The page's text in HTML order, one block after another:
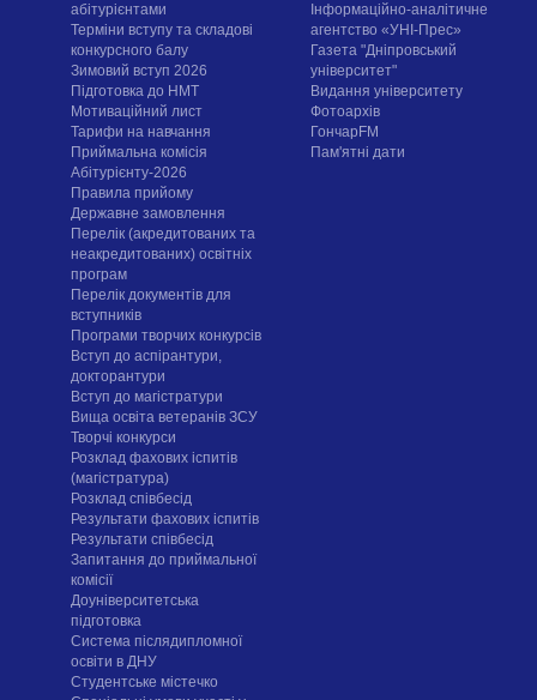
абітурієнтами
Терміни вступу та складові
конкурсного балу
Зимовий вступ 2026
Підготовка до НМТ
Мотиваційний лист
Тарифи на навчання
Приймальна комісія
Абітурієнту-2026
Правила прийому
Державне замовлення
Перелік (акредитованих та
неакредитованих) освітніх
програм
Перелік документів для
вступників
Програми творчих конкурсiв
Вступ до аспірантури,
докторантури
Вступ до магістратури
Вища освіта ветеранів ЗСУ
Творчі конкурси
Розклад фахових іспитів
(магістратура)
Розклад співбесід
Результати фахових іспитів
Результати співбесід
Запитання до приймальної
комісії
Доуніверситетська
підготовка
Система післядипломної
освіти в ДНУ
Cтудентське містечко
Інформаційно-аналітичне
агентство «УНІ-Прес»
Газета "Дніпровський
університет"
Видання університету
Фотоархів
ГончарFM
Пам'ятні дати